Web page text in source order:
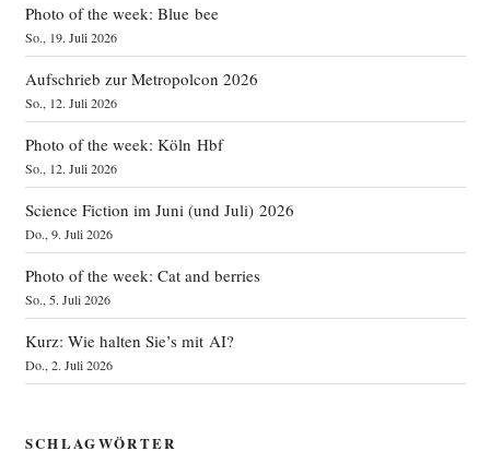
Photo of the week: Blue bee
So., 19. Juli 2026
Aufschrieb zur Metropolcon 2026
So., 12. Juli 2026
Photo of the week: Köln Hbf
So., 12. Juli 2026
Science Fiction im Juni (und Juli) 2026
Do., 9. Juli 2026
Photo of the week: Cat and berries
So., 5. Juli 2026
Kurz: Wie halten Sie’s mit AI?
Do., 2. Juli 2026
SCHLAGWÖRTER